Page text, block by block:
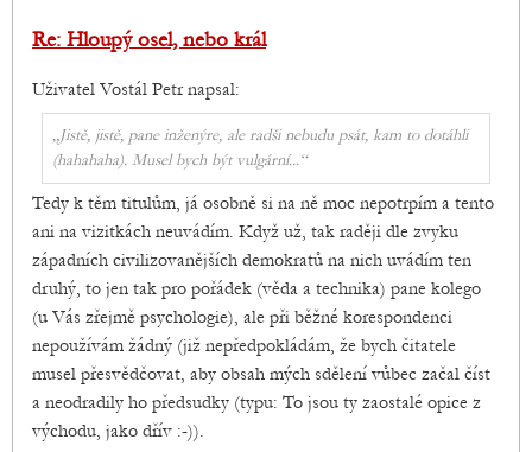
Re: Hloupý osel, nebo král
Uživatel Vostál Petr napsal:
„Jistě, jistě, pane inženýre, ale radši nebudu psát, kam to dotáhli
(hahahaha). Musel bych být vulgární...“
Tedy k těm titulům, já osobně si na ně moc nepotrpím a tento
ani na vizitkách neuvádím. Když už, tak raději dle zvyku
západních civilizovanějších demokratů na nich uvádím ten
druhý, to jen tak pro pořádek (věda a technika) pane kolego
(u Vás zřejmě psychologie), ale při běžné korespondenci
nepoužívám žádný (již nepředpokládám, že bych čitatele
musel přesvědčovat, aby obsah mých sdělení vůbec začal číst
a neodradily ho předsudky (typu: To jsou ty zaostalé opice z
východu, jako dřív :-)).